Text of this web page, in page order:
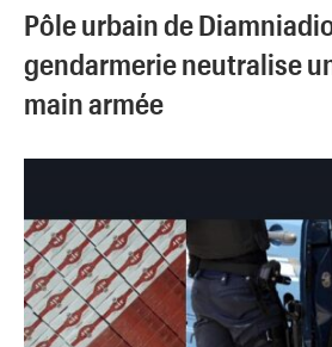
Pôle urbain de
gendarmerie neutralise
main armée